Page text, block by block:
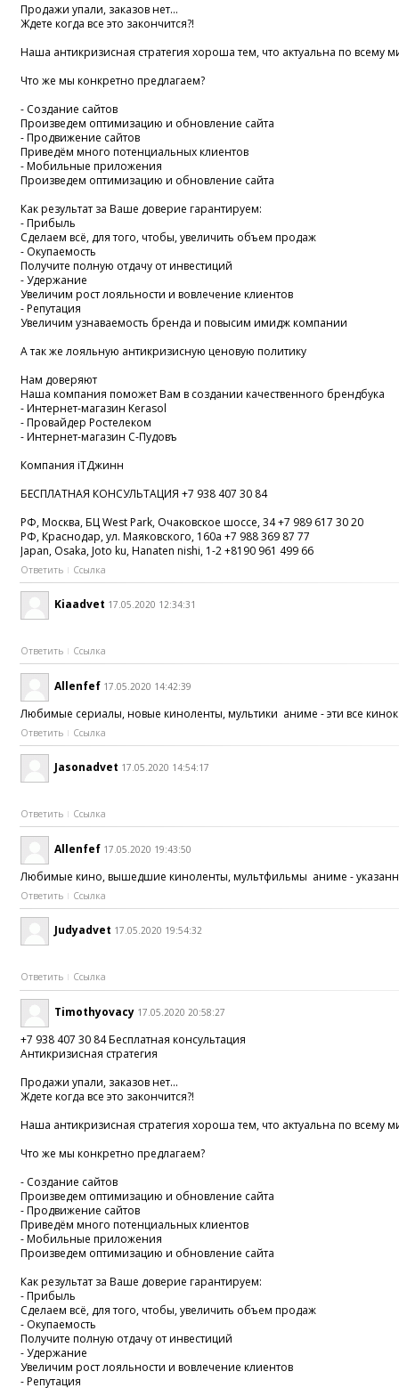
Продажи упали, заказов нет...
Ждете когда все это закончится?!
Наша антикризисная стратегия хороша тем, что актуальна по
Что же мы конкретно предлагаем?
- Создание сайтов
Произведем оптимизацию и обновление сайта
- Продвижение сайтов
Приведём много потенциальных клиентов
- Мобильные приложения
Произведем оптимизацию и обновление сайта
Как результат за Ваше доверие гарантируем:
- Прибыль
Сделаем всё, для того, чтобы, увеличить объем продаж
- Окупаемость
Получите полную отдачу от инвестиций
- Удержание
Увеличим рост лояльности и вовлечение клиентов
- Репутация
Увеличим узнаваемость бренда и повысим имидж компании
А так же лояльную антикризисную ценовую политику
Нам доверяют
Наша компания поможет Вам в создании качественного брендбука
- Интернет-магазин Kerasol
- Провайдер Ростелеком
- Интернет-магазин С-Пудовъ
Компания iTДжинн
БЕСПЛАТНАЯ КОНСУЛЬТАЦИЯ +7 938 407 30 84
РФ, Москва, БЦ West Park, Очаковское шоссе, 34 +7 989 617 30 20
РФ, Краснодар, ул. Маяковского, 160а +7 988 369 87 77
Japan, Osaka, Joto ku, Hanaten nishi, 1-2 +8190 961 499 66
Ответить Ссылка
Kiaadvet 17.05.2020 12:34:31
Ответить Ссылка
Allenfef 17.05.2020 14:42:39
Любимые сериалы, новые киноленты, мультики аниме - эти все
Ответить Ссылка
Jasonadvet 17.05.2020 14:54:17
Ответить Ссылка
Allenfef 17.05.2020 19:43:50
Любимые кино, вышедшие киноленты, мультфильмы аниме -
Ответить Ссылка
Judyadvet 17.05.2020 19:54:32
Ответить Ссылка
Timothyovacy 17.05.2020 20:58:27
+7 938 407 30 84 Бесплатная консультация
Антикризисная стратегия
Продажи упали, заказов нет...
Ждете когда все это закончится?!
Наша антикризисная стратегия хороша тем, что актуальна по
Что же мы конкретно предлагаем?
- Создание сайтов
Произведем оптимизацию и обновление сайта
- Продвижение сайтов
Приведём много потенциальных клиентов
- Мобильные приложения
Произведем оптимизацию и обновление сайта
Как результат за Ваше доверие гарантируем:
- Прибыль
Сделаем всё, для того, чтобы, увеличить объем продаж
- Окупаемость
Получите полную отдачу от инвестиций
- Удержание
Увеличим рост лояльности и вовлечение клиентов
- Репутация